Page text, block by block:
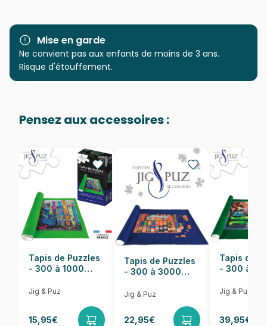
Marque Bluebird Puzzle
Catégorie Puzzles - Chats
Age
Puzzle pour Adultes (500 à
Provenance Fabriqué en France
EAN 3663384911934
Nombre de pièces 1000 pièces
Dimensions 69 x 48 cm
Mise en garde
Ne convient pas aux enfants de moins de 3 ans.
Risque d'étouffement.
Pensez aux accessoires :
Tapis de Puzzles
- 300 à 1000
Jig & Puz
15,95€
Tapis de Puzzles
- 300 à 3000
Jig & Puz
22,95€
Tapis de
- 300 à
Jig & Puz
39,95€